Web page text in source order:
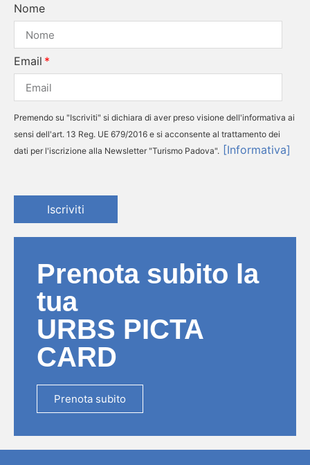
Nome
Email
Premendo su "Iscriviti" si dichiara di aver preso visione dell'informativa ai
sensi dell'art. 13 Reg. UE 679/2016 e si acconsente al trattamento dei
dati per l'iscrizione alla Newsletter "Turismo Padova". [Informativa]
Iscriviti
Prenota subito la
tua
URBS PICTA
CARD
Prenota subito